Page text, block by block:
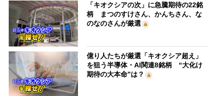
「キオクシアの次」に急騰期待の22銘
柄 まつのすけさん、かんちさん、な
のなのさんが厳選
億り人たちが厳選「キオクシア超え」
を狙う半導体・AI関連8銘柄 “大化け
期待の大本命”は？